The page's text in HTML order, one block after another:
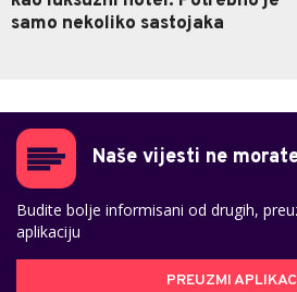
samo nekoliko sastojaka
Naše vijesti ne
Budite bolje informisani od drugih,
aplikaciju
PREUZMI